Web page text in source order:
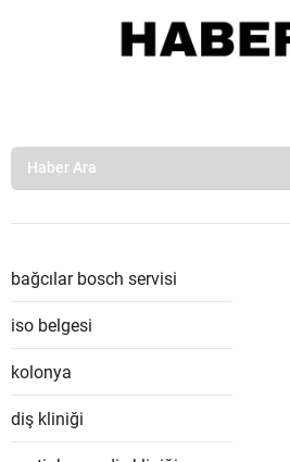
bağcılar bosch servisi
iso belgesi
kolonya
diş kliniği